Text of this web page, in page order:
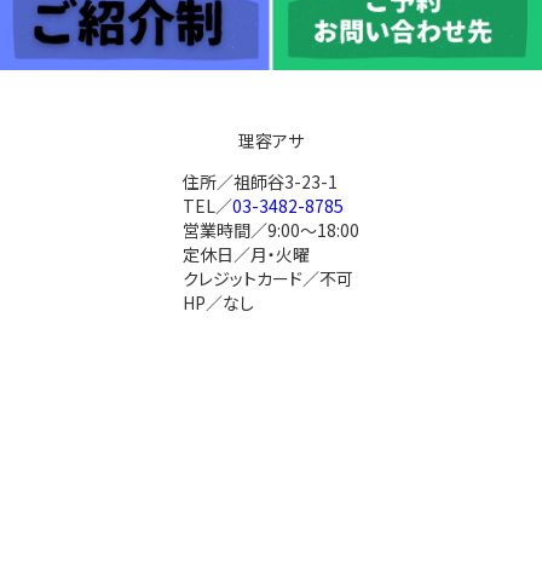
理容アサ
住所／祖師谷3-23-1
TEL／03-3482-8785
営業時間／9:00～18:00
定休日／月・火曜
クレジットカード／不可
HP／なし